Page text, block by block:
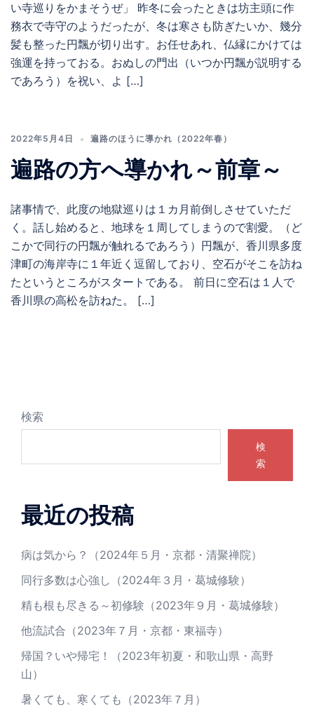
い寺巡りをかまそうぜ」 昨冬に会ったときは坊主頭に作
務衣で寺守のようだったが、冬は寒さも防ぎたいか、幾分
髪も整った円飄が切り出す。お任せあれ、仏縁にかけては
強運を持っておる。おぬしの門出（いつか円飄が説明する
であろう）を祝い、よ […]
2022年5月4日 遍路のほうに導かれ（2022年春）
遍路の方へ導かれ～前章～
諸事情で、此度の地獄巡りは１カ月前倒しさせていただ
く。話し始めると、地球を１周してしまうので割愛。（ど
こかで同行の円飄が触れるであろう）円飄が、香川県多度
津町の海岸寺に１年近く逗留しており、空石がそこを訪ね
たというところがスタートである。 前日に空石は１人で
香川県の高松を訪ねた。 […]
検索
検
索
最近の投稿
病は気から？（2024年５月・京都・清聚禅院）
同行多数は心強し（2024年３月・葛城修験）
精も根も尽きる～初修験（2023年９月・葛城修験）
他流試合（2023年７月・京都・東福寺）
帰国？いや帰宅！（2023年初夏・和歌山県・高野
山）
暑くても、寒くても（2023年７月）